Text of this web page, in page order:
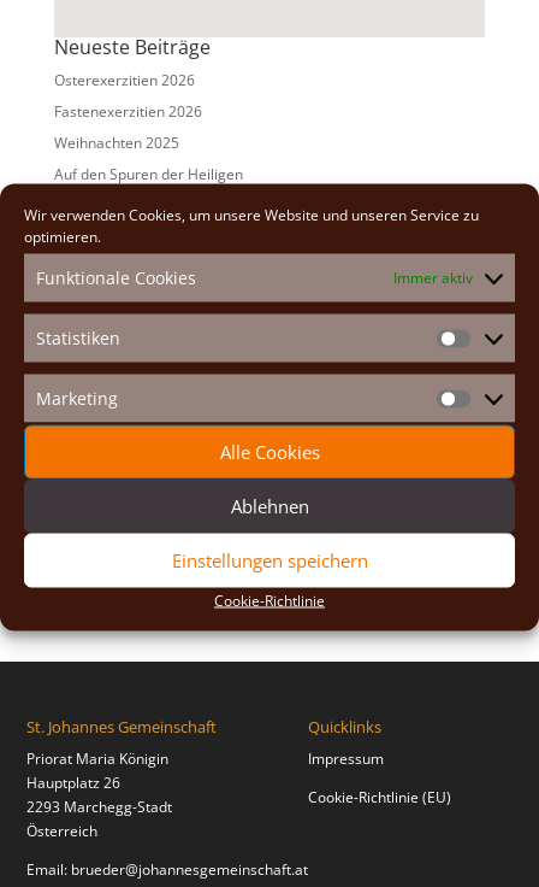
Wir verwenden Cookies, um unsere Website und unseren Service zu
optimieren.
Funktionale Cookies Immer aktiv
Statistiken
Marketing Marketing
Alle Cookies
Ablehnen
Einstellungen speichern
Cookie-Richtlinie
Neueste Beiträge
Osterexerzitien 2026
Fastenexerzitien 2026
Weihnachten 2025
Auf den Spuren der Heiligen
Adventexerzitien 2025
2026(2)
2025(7)
2024(5)
2023(13)
2022(9)
2020(2)
St. Johannes Gemeinschaft
Priorat Maria Königin
Hauptplatz 26
2293 Marchegg-Stadt
Österreich
Email: brueder@johannesgemeinschaft.at
Quicklinks
Impressum
Cookie-Richtlinie (EU)